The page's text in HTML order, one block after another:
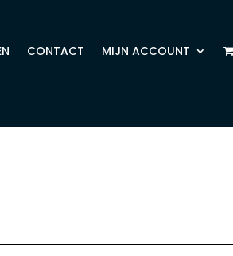
CONTACT MIJN ACCOUNT